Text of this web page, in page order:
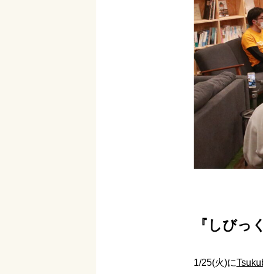
『しびっ
1/25(火)に